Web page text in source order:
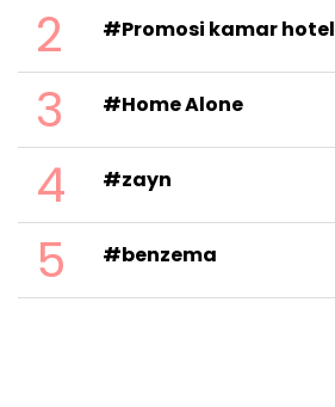
2 #Promosi kamar hotel
3 #Home Alone
4 #zayn
5 #benzema